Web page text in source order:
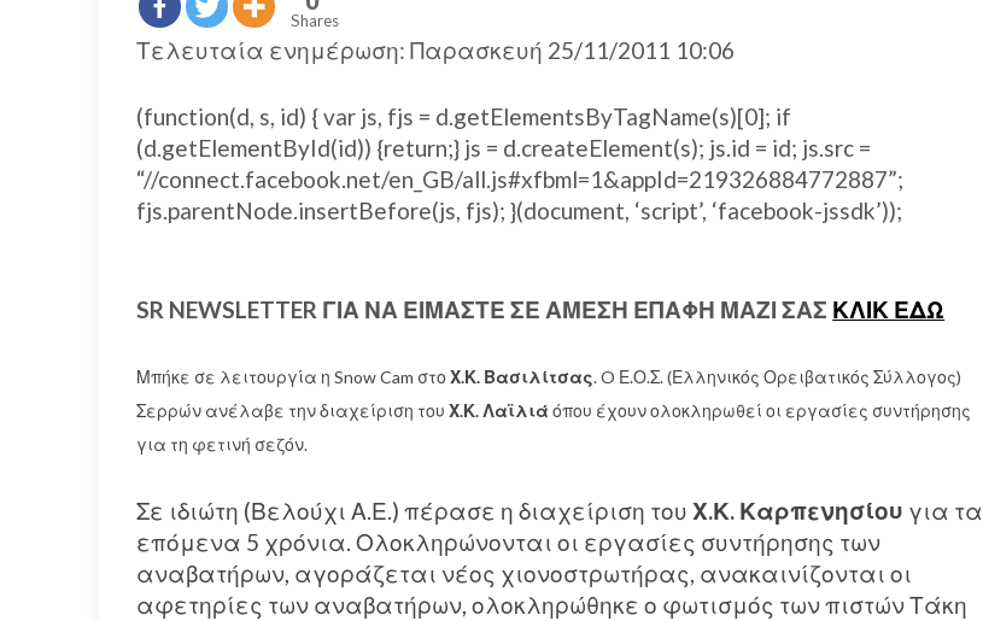
Shares
Τελευταία ενημέρωση: Παρασκευή 25/11/2011 10:06
(function(d, s, id) { var js, fjs = d.getElementsByTagName(s)[0]; if
(d.getElementById(id)) {return;} js = d.createElement(s); js.id = id; js.src =
“//connect.facebook.net/en_GB/all.js#xfbml=1&appId=219326884772887”;
fjs.parentNode.insertBefore(js, fjs); }(document, ‘script’, ‘facebook-jssdk’));
SR NEWSLETTER ΓΙΑ ΝΑ ΕΙΜΑΣΤΕ ΣΕ ΑΜΕΣΗ ΕΠΑΦΗ ΜΑΖΙ ΣΑΣ ΚΛΙΚ ΕΔΩ
Μπήκε σε λειτουργία η Snow Cam στοΧ.Κ. Βασιλίτσας. O Ε.Ο.Σ. (Ελληνικός Ορειβατικός Σύλλογος)
Σερρών ανέλαβε την διαχείριση τουΧ.Κ. Λαϊλιά όπου έχουν ολοκληρωθεί οι εργασίες συντήρησης
για τη φετινή σεζόν.
Σε ιδιώτη (Βελούχι Α.Ε.) πέρασε η διαχείριση τουΧ.Κ. Καρπενησίου για τα
επόμενα 5 χρόνια. Ολοκληρώνονται οι εργασίες συντήρησης των
αναβατήρων, αγοράζεται νέος χιονοστρωτήρας, ανακαινίζονται οι
αφετηρίες των αναβατήρων, ολοκληρώθηκε ο φωτισμός των πιστών Τάκη